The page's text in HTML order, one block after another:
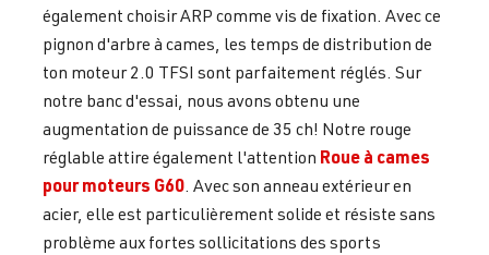
également choisir ARP comme vis de fixation. Avec ce
pignon d'arbre à cames, les temps de distribution de
ton moteur 2.0 TFSI sont parfaitement réglés. Sur
notre banc d'essai, nous avons obtenu une
augmentation de puissance de 35 ch! Notre rouge
réglable attire également l'attention Roue à cames
pour moteurs G60. Avec son anneau extérieur en
acier, elle est particulièrement solide et résiste sans
problème aux fortes sollicitations des sports